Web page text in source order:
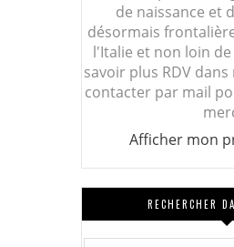
de naissance et
désormais
l'Italie et non loin de
savoir plus RDV
contacter par mail
Afficher mon
RECHERCHER